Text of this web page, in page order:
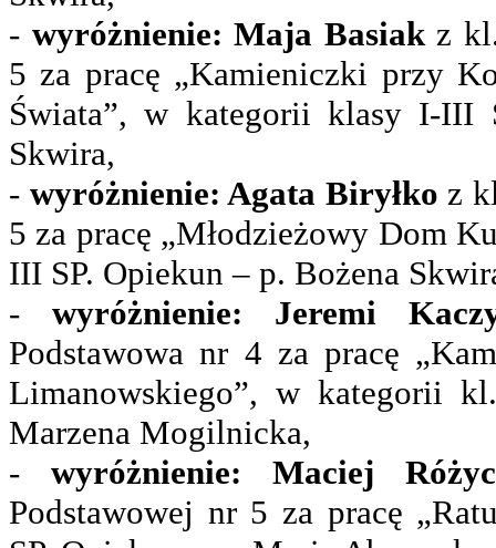
- wyróżnienie: Maja Basiakz kl.
5 za pracę „Kamieniczki przy
Świata”, w kategorii klasy I-III
Skwira,
- wyróżnienie: Agata Biryłko z
5 za pracę „Młodzieżowy Dom
III SP. Opiekun – p. Bożena
- wyróżnienie: Jeremi
Podstawowa nr 4 za pracę
Limanowskiego”, w kategorii
Marzena Mogilnicka,
- wyróżnienie: Maciej
Podstawowej nr 5 za pracę